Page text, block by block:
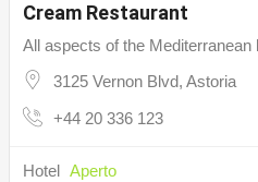
Cream Restaurant
All aspects of the Mediterranean
3125 Vernon Blvd, Astoria
+44 20 336 123
Hotel Aperto